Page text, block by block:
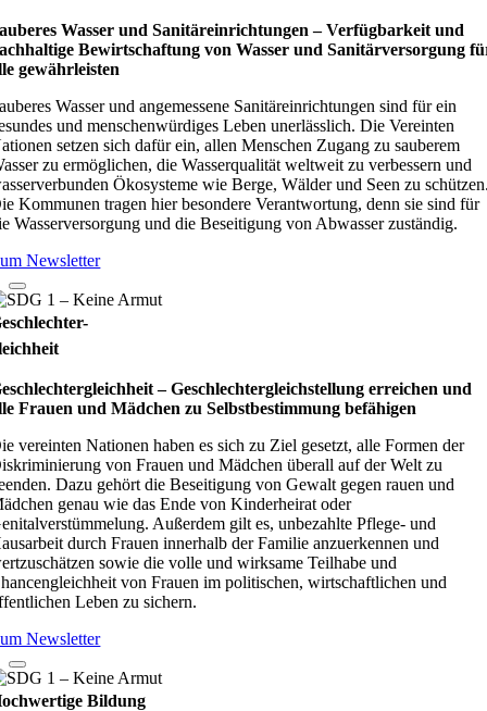
Wasser und Sanitäreinrichtungen – Verfügbarkeit und
Bewirtschaftung von Wasser und Sanitärversorgung
gewährleisten
Wasser und angemessene Sanitäreinrichtungen sind für ein
und menschenwürdiges Leben unerlässlich. Die Vereinten
setzen sich dafür ein, allen Menschen Zugang zu sauberem
zu ermöglichen, die Wasserqualität weltweit zu verbessern und
Ökosysteme wie Berge, Wälder und Seen zu
Kommunen tragen hier besondere Verantwortung, denn sie sind für
Wasserversorgung und die Beseitigung von Abwasser zuständig.
Newsletter
– Geschlechtergleichstellung erreichen und
Frauen und Mädchen zu Selbstbestimmung befähigen
vereinten Nationen haben es sich zu Ziel gesetzt, alle Formen der
von Frauen und Mädchen überall auf der Welt zu
Dazu gehört die Beseitigung von Gewalt gegen rauen und
genau wie das Ende von Kinderheirat oder
Außerdem gilt es, unbezahlte Pflege- und
durch Frauen innerhalb der Familie anzuerkennen und
sowie die volle und wirksame Teilhabe und
von Frauen im politischen, wirtschaftlichen und
Leben zu sichern.
Newsletter
Bildung